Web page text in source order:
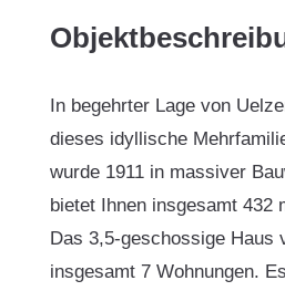
In begehrter Lage von
dieses idyllische
wurde 1911 in massiver
bietet Ihnen insgesamt 432
Das 3,5-geschossige Haus
insgesamt 7 Wohnungen.